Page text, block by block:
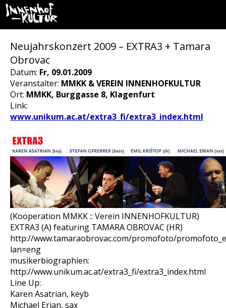
Neujahrskonzert 2009 – EXTRA3 + Tamara
Obrovac
Datum: Fr, 09.01.2009
Veranstalter: MMKK & VEREIN INNENHOFKULTUR
Ort: MMKK, Burggasse 8, Klagenfurt
Link:
www.unikum.ac.at/extra3_fi/extra3_index.html
(Kooperation MMKK :: Verein INNENHOFKULTUR)
EXTRA3 (A) featuring TAMARA OBROVAC (HR)
http://www.tamaraobrovac.com/promofoto/
lan=eng
musikerbiographien:
http://www.unikum.ac.at/extra3_fi/extra3_index.html
Line Up:
Karen Asatrian, keyb
Michael Erian, sax